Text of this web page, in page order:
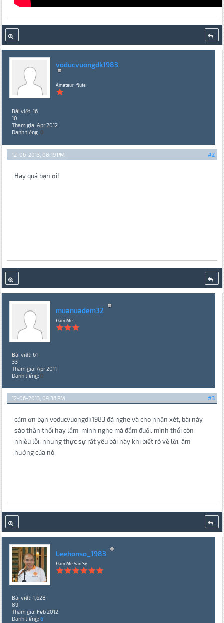
voducvuongdk1983
Amateur_flute
Bài viết: 16
10
Tham gia: Apr 2012
Danh tiếng: 0
#2
12-06-2013, 08:19 PM
Hay quá bạn ơi!
muanuadem32
Đam Mê
Bài viết: 61
33
Tham gia: Apr 2011
Danh tiếng: 0
#3
12-06-2013, 09:36 PM
cảm ơn bạn voducvuongdk1983 đã nghe và cho nhận xét, bài này
sáo thần thổi hay lắm, mình nghe mà đắm đuối. mình thổi còn
nhiều lỗi, nhưng thực sự rất yêu bài này khi biết rõ về lời, âm
hưởng của nó.
Leehonso_1983
Đam Mê San Sẻ
Bài viết: 1,628
89
Tham gia: Feb 2012
Danh tiếng: 6